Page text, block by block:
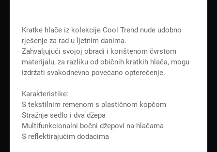
Kratke hlače iz kolekcije Cool Trend nude udobno
rješenje za rad u ljetnim danima.
Zahvaljujući svojoj obradi i korištenom čvrstom
materijalu, za razliku od običnih kratkih hlača, mogu
izdržati svakodnevno povećano opterećenje.
Karakteristike:
S tekstilnim remenom s plastičnom kopčom
Stražnje sedlo i dva džepa
Multifunkcionalni bočni džepovi na hlačama
S reflektirajućim dodacima